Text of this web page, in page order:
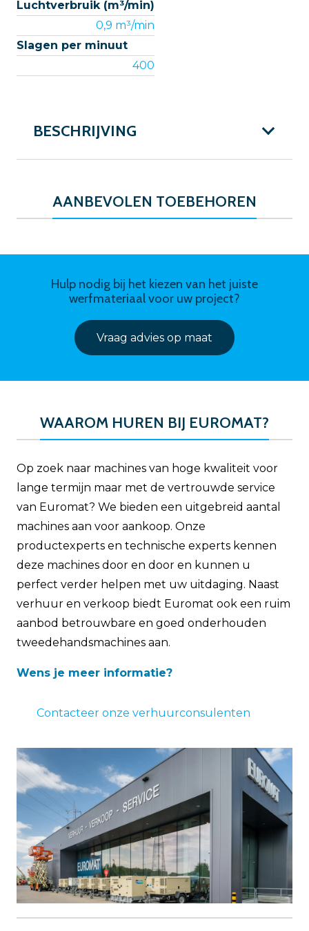
Luchtverbruik (m³/min)
0,9 m³/min
Slagen per minuut
400
BESCHRIJVING
AANBEVOLEN TOEBEHOREN
Hulp nodig bij het kiezen van het juiste
werfmateriaal voor uw project?
Vraag advies op maat
WAAROM HUREN BIJ EUROMAT?
Op zoek naar machines van hoge kwaliteit voor
lange termijn maar met de vertrouwde service
van Euromat? We bieden een uitgebreid aantal
machines aan voor aankoop. Onze
productexperts en technische experts kennen
deze machines door en door en kunnen u
perfect verder helpen met uw uitdaging. Naast
verhuur en verkoop biedt Euromat ook een ruim
aanbod betrouwbare en goed onderhouden
tweedehandsmachines aan.
Wens je meer informatie?
Contacteer onze verhuurconsulenten